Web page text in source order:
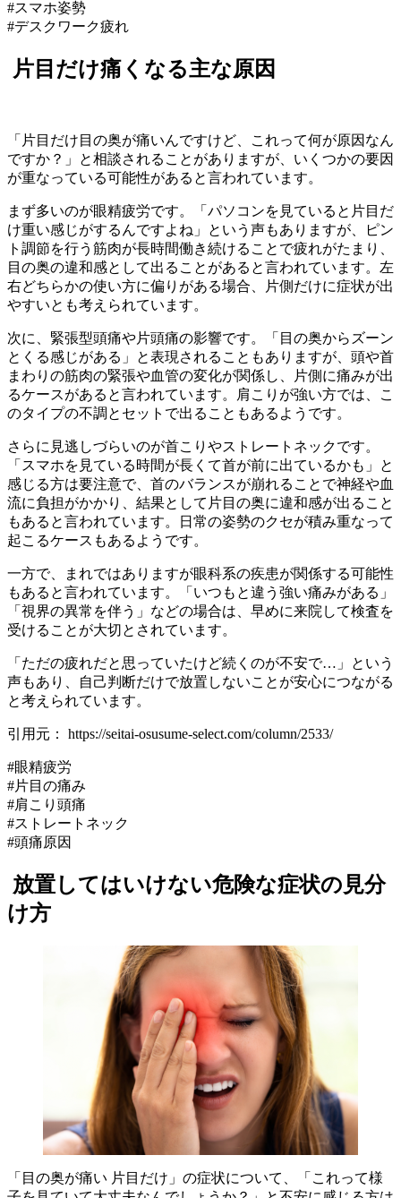
#スマホ姿勢
#デスクワーク疲れ
片目だけ痛くなる主な原因
「片目だけ目の奥が痛いんですけど、これって何が原因なん
ですか？」と相談されることがありますが、いくつかの要因
が重なっている可能性があると言われています。
まず多いのが眼精疲労です。「パソコンを見ていると片目だ
け重い感じがするんですよね」という声もありますが、ピン
ト調節を行う筋肉が長時間働き続けることで疲れがたまり、
目の奥の違和感として出ることがあると言われています。左
右どちらかの使い方に偏りがある場合、片側だけに症状が出
やすいとも考えられています。
次に、緊張型頭痛や片頭痛の影響です。「目の奥からズーン
とくる感じがある」と表現されることもありますが、頭や首
まわりの筋肉の緊張や血管の変化が関係し、片側に痛みが出
るケースがあると言われています。肩こりが強い方では、こ
のタイプの不調とセットで出ることもあるようです。
さらに見逃しづらいのが首こりやストレートネックです。
「スマホを見ている時間が長くて首が前に出ているかも」と
感じる方は要注意で、首のバランスが崩れることで神経や血
流に負担がかかり、結果として片目の奥に違和感が出ること
もあると言われています。日常の姿勢のクセが積み重なって
起こるケースもあるようです。
一方で、まれではありますが眼科系の疾患が関係する可能性
もあると言われています。「いつもと違う強い痛みがある」
「視界の異常を伴う」などの場合は、早めに来院して検査を
受けることが大切とされています。
「ただの疲れだと思っていたけど続くのが不安で…」という
声もあり、自己判断だけで放置しないことが安心につながる
と考えられています。
引用元： https://seitai-osusume-select.com/column/2533/
#眼精疲労
#片目の痛み
#肩こり頭痛
#ストレートネック
#頭痛原因
放置してはいけない危険な症状の見分
け方
「目の奥が痛い 片目だけ」の症状について、「これって様